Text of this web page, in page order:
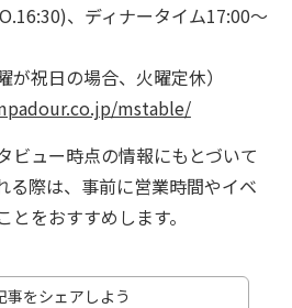
、ディナータイム17:00～
祝日の場合、火曜定休）
mstable/
ュー時点の情報にもとづいて
る際は、事前に営業時間やイベ
をおすすめします。
事をシェアしよう